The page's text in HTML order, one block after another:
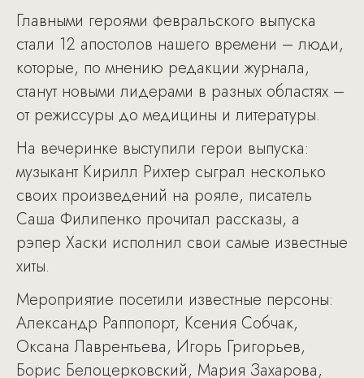
Главными героями февральского выпуска
стали 12 апостолов нашего времени – люди,
которые, по мнению редакции журнала,
станут новыми лидерами в разных областях –
от режиссуры до медицины и литературы.
На вечеринке выступили герои выпуска:
музыкант Кирилл Рихтер сыграл несколько
своих произведений на рояле, писатель
Саша Филипенко прочитал рассказы, а
рэпер Хаски исполнил свои самые известные
хиты.
Мероприятие посетили известные персоны:
Александр Раппопорт, Ксения Собчак,
Оксана Лаврентьева, Игорь Григорьев,
Борис Белоцерковский, Мария Захарова,